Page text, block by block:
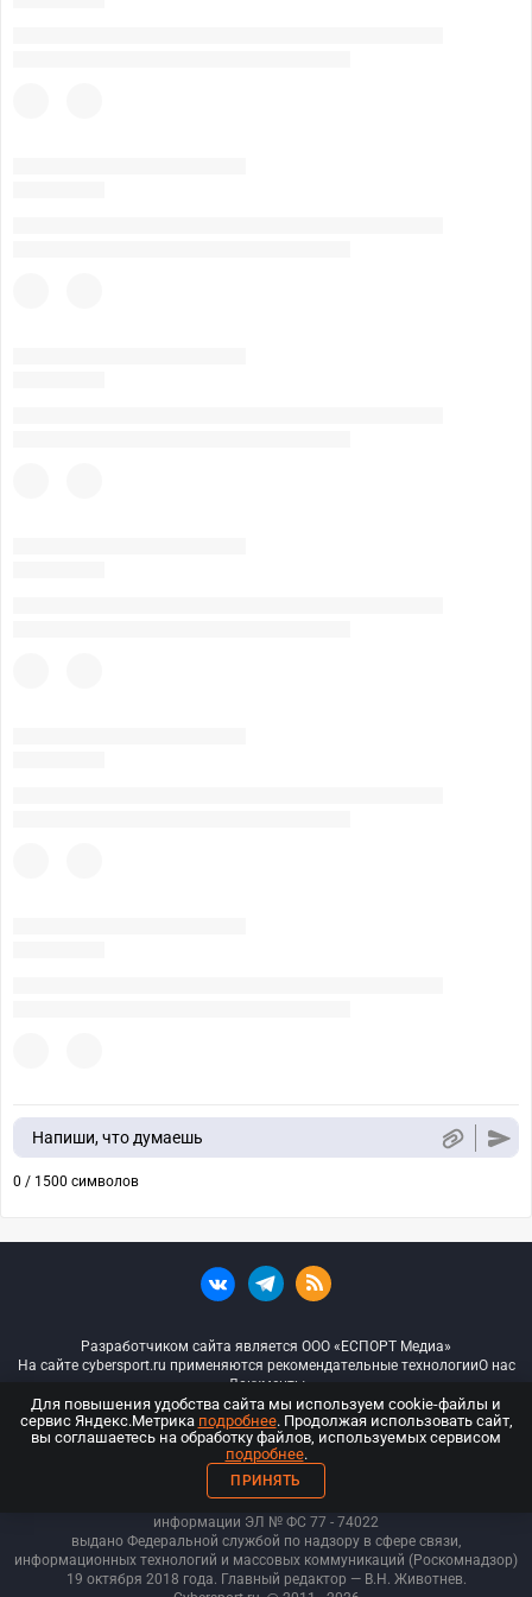
Напиши, что думаешь
0 / 1500 символов
Разработчиком сайта является ООО «ЕСПОРТ Медиа»
На сайте cybersport.ru применяются рекомендательные технологииО нас
Документы
© ООО «Киберспорт.ру» — Все права защищены
18+
ООО «Киберспорт.ру». Свидетельство о регистрации средств массовой
информации ЭЛ № ФС 77 - 74022
выдано Федеральной службой по надзору в сфере связи,
информационных технологий и массовых коммуникаций (Роскомнадзор)
19 октября 2018 года. Главный редактор — В.Н. Животнев.
Для повышения удобства сайта мы используем cookie-файлы и
сервис Яндекс.Метрика подробнее. Продолжая использовать сайт,
вы соглашаетесь на обработку файлов, используемых сервисом
подробнее.
ПРИНЯТЬ